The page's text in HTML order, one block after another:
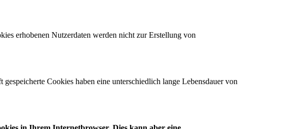
erhobenen Nutzerdaten werden nicht zur Erstellung von
Cookies haben eine unterschiedlich lange Lebensdauer von